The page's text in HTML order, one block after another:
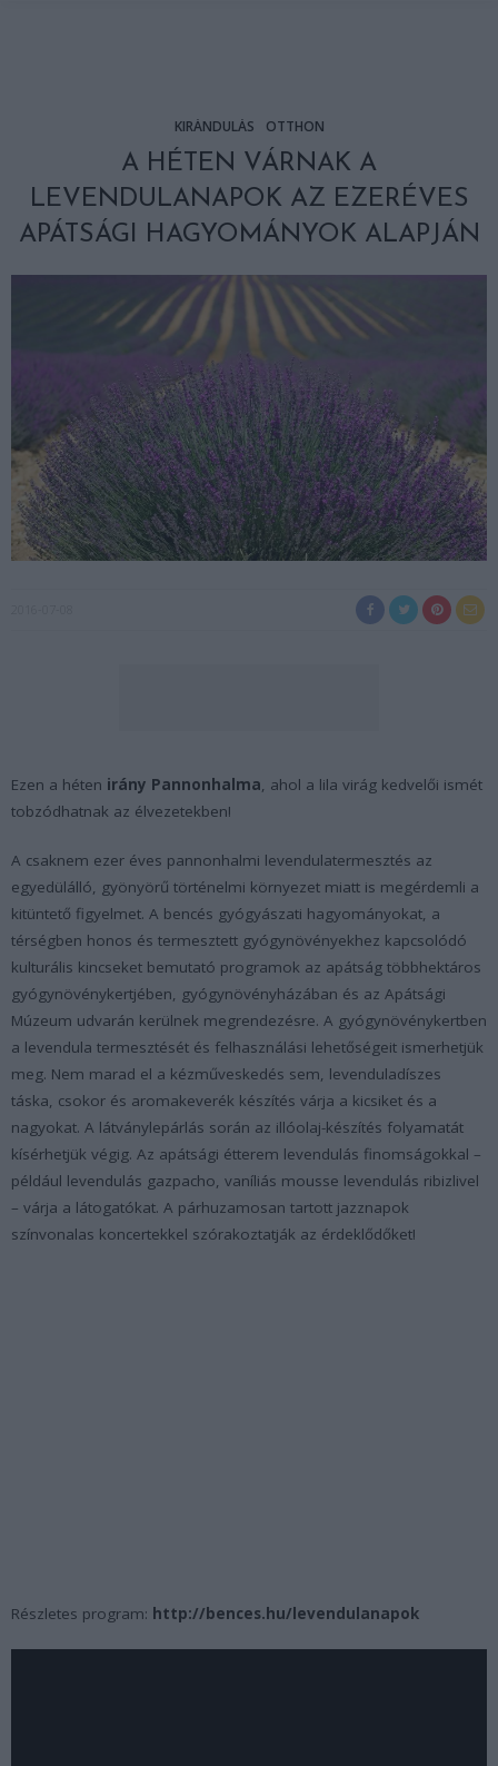
KIRÁNDULÁS OTTHON
A HÉTEN VÁRNAK A
LEVENDULANAPOK AZ EZERÉVES
APÁTSÁGI HAGYOMÁNYOK ALAPJÁN
Ezen a héten irány Pannonhalma, ahol a lila virág kedvelői ismét
tobzódhatnak az élvezetekben!
A csaknem ezer éves pannonhalmi levendulatermesztés az
egyedülálló, gyönyörű történelmi környezet miatt is megérdemli a
kitüntető figyelmet. A bencés gyógyászati hagyományokat, a
térségben honos és termesztett gyógynövényekhez kapcsolódó
kulturális kincseket bemutató programok az apátság többhektáros
gyógynövénykertjében, gyógynövényházában és az Apátsági
Múzeum udvarán kerülnek megrendezésre. A gyógynövénykertben
a levendula termesztését és felhasználási lehetőségeit ismerhetjük
meg. Nem marad el a kézműveskedés sem, levenduladíszes
táska, csokor és aromakeverék készítés várja a kicsiket és a
nagyokat. A látványlepárlás során az illóolaj-készítés folyamatát
kísérhetjük végig. Az apátsági étterem levendulás finomságokkal –
például levendulás gazpacho, vaníliás mousse levendulás ribizlivel
– várja a látogatókat. A párhuzamosan tartott jazznapok
színvonalas koncertekkel szórakoztatják az érdeklődőket!
Részletes program: http://bences.hu/levendulanapok